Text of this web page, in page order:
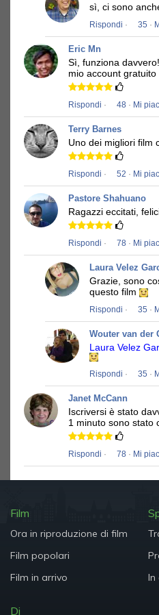
sì, ci sono
Rispondi · 35 ·
Eric Mn
Sì, funziona davvero!
mio account gratuito
Rispondi · 48 · Mi
Terry Barnes
Uno dei migliori film
Rispondi · 52 · Mi
Pastore Shahuano
Ragazzi eccitati,
Rispondi · 78 · Mi
Laura Velez
Grazie, sono
questo film
Rispondi · 35 ·
Wouter van der
Laura Velez
Rispondi · 35 ·
Janet McCann
Iscriversi è stato
1 minuto sono stato
Rispondi · 78 · Mi
Film
Ora in riproduzione di film
Film popolari
Film in arrivo
In
Di